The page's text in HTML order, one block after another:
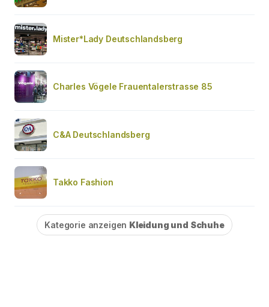
Mister*Lady Deutschlandsberg
Charles Vögele Frauentalerstrasse 85
C&A Deutschlandsberg
Takko Fashion
Kategorie anzeigen Kleidung und Schuhe